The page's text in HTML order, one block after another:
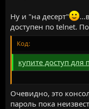
Ну и "на десерт"
доступен по telnet.
Код:
купите доступ для
Очевидно, это
пароль пока